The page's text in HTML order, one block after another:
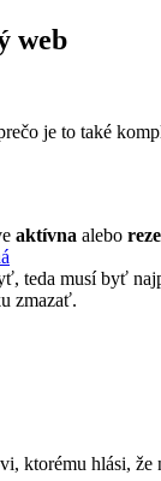
web
je to také
aktívna alebo
teda musí byť
zmazať.
ktorému hlási,